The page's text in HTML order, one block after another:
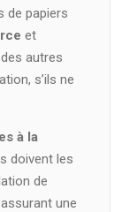
de papiers
et
autres
s’ils ne
à la
doivent les
de
une